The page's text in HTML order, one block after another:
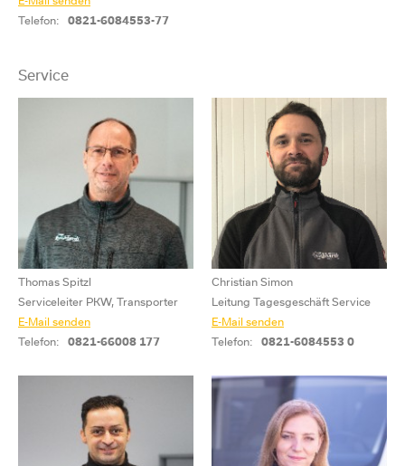
Telefon:
0821-6084553-77
Service
Thomas Spitzl
Serviceleiter PKW, Transporter
E-Mail senden
Telefon:
0821-66008 177
Christian Simon
Leitung Tagesgeschäft Service
E-Mail senden
Telefon:
0821-6084553 0